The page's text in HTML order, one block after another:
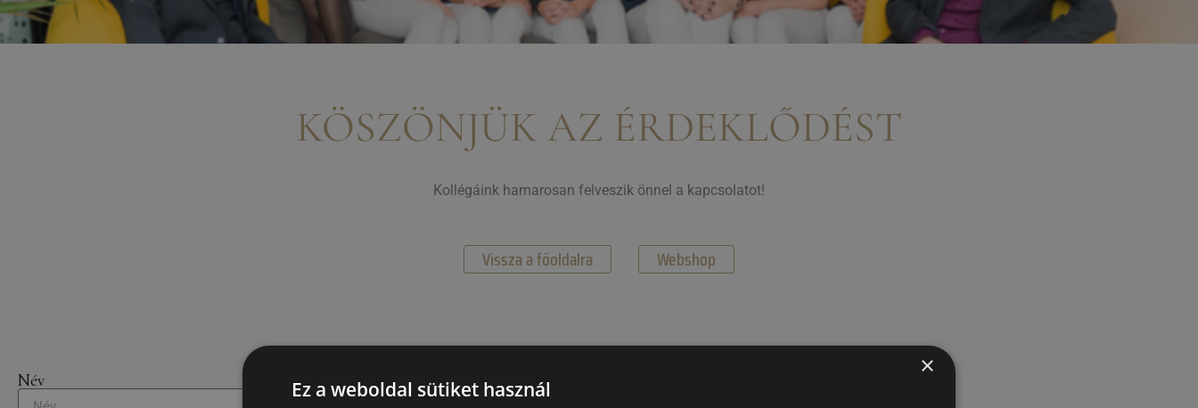
KÖSZÖNJÜK AZ ÉRDEKLŐDÉST
Kollégáink hamarosan felveszik önnel a kapcsolatot!
Vissza a főoldalra Webshop
Név
×
Ez a weboldal sütiket használ